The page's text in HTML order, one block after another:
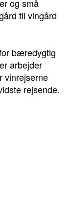
og små
til vingård
bæredygtig
arbejder
vinrejserne
rejsende.